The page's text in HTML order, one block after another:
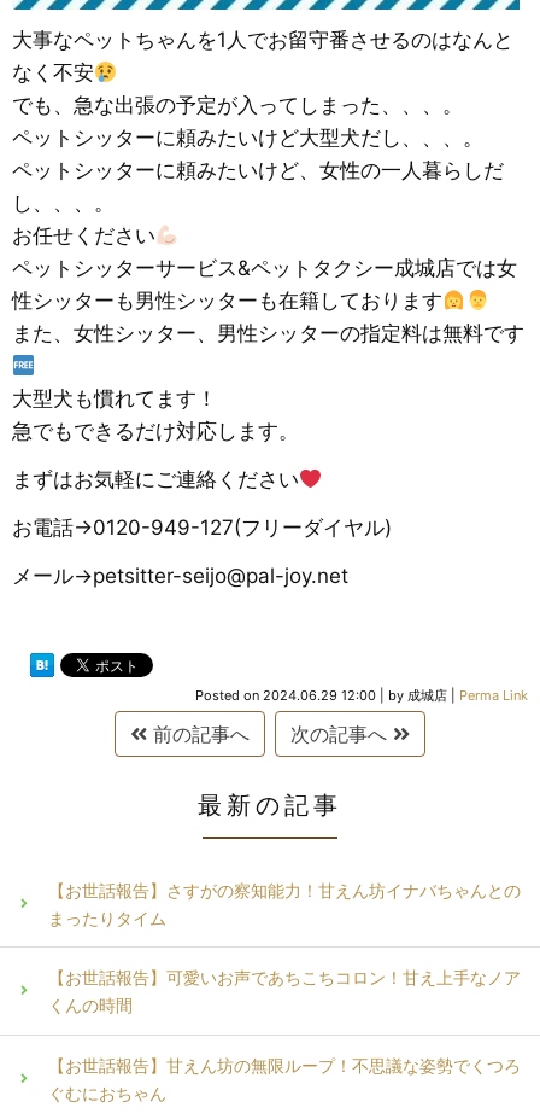
大事なペットちゃんを1人でお留守番させるのはなんと
なく不安
でも、急な出張の予定が入ってしまった、、、。
ペットシッターに頼みたいけど大型犬だし、、、。
ペットシッターに頼みたいけど、女性の一人暮らしだ
し、、、。
お任せください
ペットシッターサービス&ペットタクシー成城店では女
性シッターも男性シッターも在籍しております
また、女性シッター、男性シッターの指定料は無料です
大型犬も慣れてます！
急でもできるだけ対応します。
まずはお気軽にご連絡ください
お電話→0120-949-127(フリーダイヤル)
メール→petsitter-seijo@pal-joy.net
Posted on 2024.06.29 12:00 by 成城店 Perma Link
前の記事へ 次の記事へ
最新の記事
【お世話報告】さすがの察知能力！甘えん坊イナバちゃんとの
まったりタイム
【お世話報告】可愛いお声であちこちコロン！甘え上手なノア
くんの時間
【お世話報告】甘えん坊の無限ループ！不思議な姿勢でくつろ
ぐむにおちゃん